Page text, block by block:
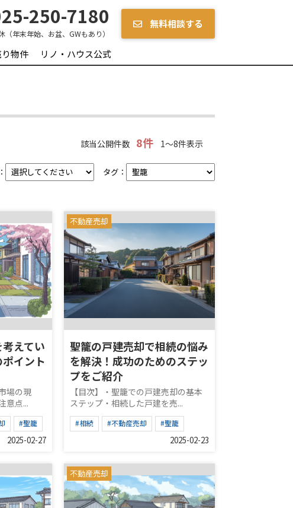
250-7180
（年末年始、お盆、GWもあり）
無料相談する
り物件 リノ・ハウス公式
該当公開件数 8件 1～8件表示
タグ：
えてい
イント
場の現
意点...
#聖籠
2025-02-27
不動産売却
聖籠の戸建売却で相続の悩み
を解決！成功のためのステッ
プをご紹介
【目次】・聖籠での戸建売却の基本
ステップ・相続した戸建を売...
#相続 #不動産売却 #聖籠
2025-02-23
不動産売却